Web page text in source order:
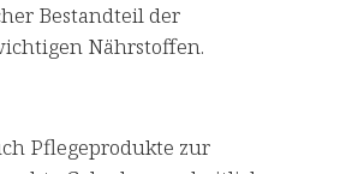
Bestandteil der
Nährstoffen.
Pflegeprodukte zur